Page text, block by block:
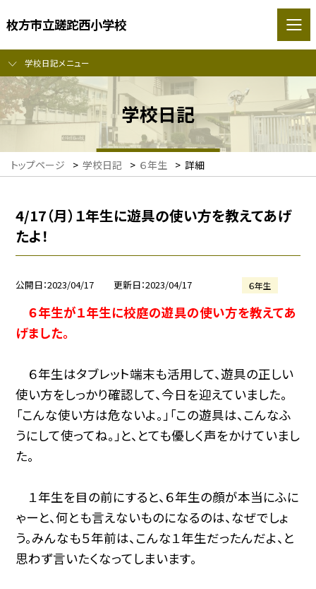
枚方市立蹉跎西小学校
学校日記メニュー
学校日記
トップページ > 学校日記 > ６年生 > 詳細
4/17（月）１年生に遊具の使い方を教えてあげ
たよ！
公開日 2023/04/17 更新日 2023/04/17 ６年生
６年生が１年生に校庭の遊具の使い方を教えてあ
げました。
６年生はタブレット端末も活用して、遊具の正しい
使い方をしっかり確認して、今日を迎えていました。
「こんな使い方は危ないよ。」「この遊具は、こんなふ
うにして使ってね。」と、とても優しく声をかけていまし
た。
１年生を目の前にすると、６年生の顔が本当にふに
ゃーと、何とも言えないものになるのは、なぜでしょ
う。みんなも５年前は、こんな１年生だったんだよ、と
思わず言いたくなってしまいます。